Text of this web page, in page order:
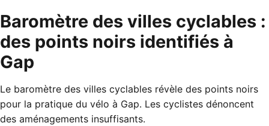
Baromètre des villes cyclables :
des points noirs identifiés à
Gap
Le baromètre des villes cyclables révèle des points noirs
pour la pratique du vélo à Gap. Les cyclistes dénoncent
des aménagements insuffisants.